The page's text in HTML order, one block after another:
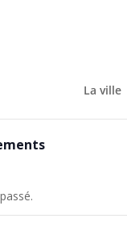
La ville